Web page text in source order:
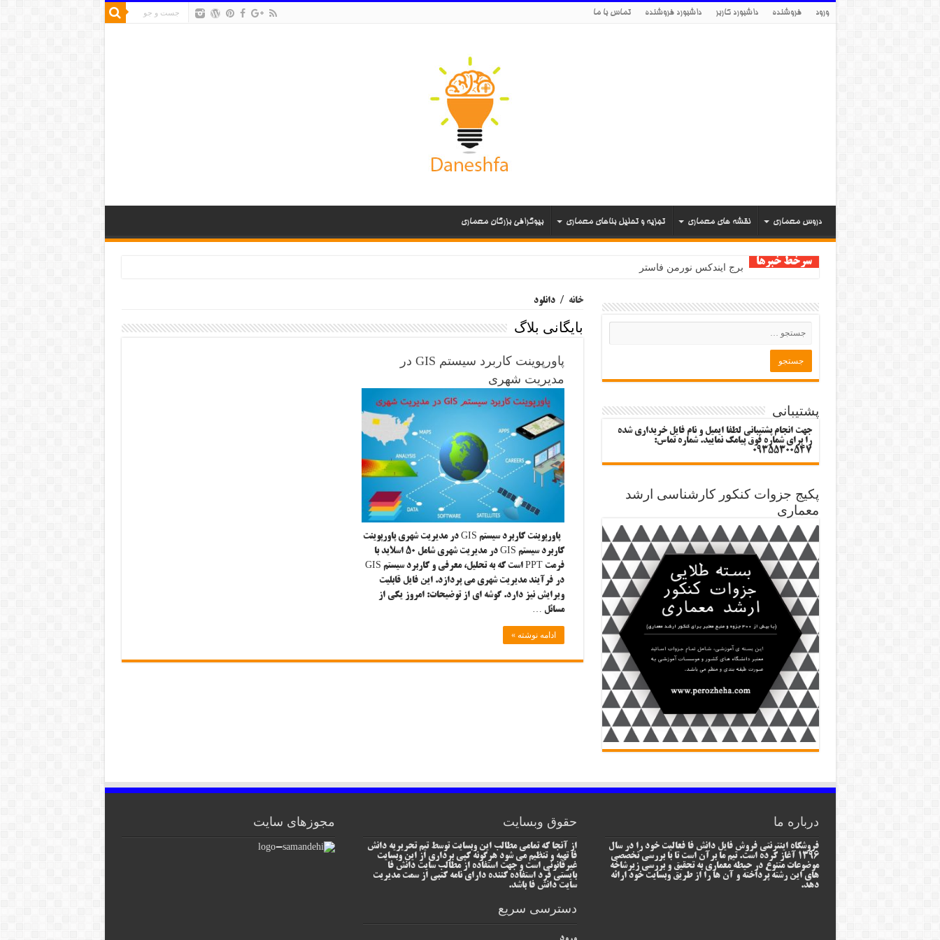
ورود فروشنده داشبورد کاربر داشبورد فروشنده تماس با ما
دروس معماری نقشه های معماری تجزیه و تحلیل بناهای معماری بیوگرافی بزرگان معماری
سرخط خبرها برج ایندکس نورمن فاستر
خانه / دانلود
بایگانی بلاگ
پاورپوینت کاربرد سیستم GIS در
مدیریت شهری
پاورپوینت کاربرد سیستم GIS در مدیریت شهری پاورپوینت
کاربرد سیستم GIS در مدیریت شهری شامل ۵۰ اسلاید با
فرمت PPT است که به تحلیل، معرفی و کاربرد سیستم GIS
در فرآیند مدیریت شهری می پردازد. این فایل قابلیت
ویرایش نیز دارد. گوشه ای از توضیحات: امروز یکی از
مسائل …
ادامه نوشته »
پشتیبانی
جهت انجام پشتیبانی لطفا ایمیل و نام فایل خریداری شده
را برای شماره فوق پیامک نمایید. شماره تماس:
09355300547
پکیج جزوات کنکور کارشناسی ارشد
معماری
درباره ما
فروشگاه اینترنتی فروش فایل دانش فا فعالیت خود را در سال
1396 آغاز کرده است. تیم ما برآن است تا با بررسی تخصصی
موضوعات متنوع در حیطه معماری به تحقیق و بررسی زیرشاخه
های این رشته پرداخته و آن ها را از طریق وبسایت خود ارائه
دهد.
حقوق وبسایت
از آنجا که تمامی مطالب این وبسایت توسط تیم تحریریه دانش
فا تهیه و تنظیم می شود هرگونه کپی برداری از این وبسایت
غیرقانونی است و جهت استفاده از مطالب سایت دانش فا
بایستی فرد استفاده کننده دارای نامه کتبی از سمت مدیریت
سایت دانش فا باشد.
دسترسی سریع
مجوزهای سایت